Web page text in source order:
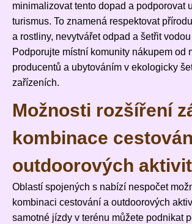
minimalizovat tento dopad a podporovat
turismus. To znamená respektovat
a rostliny, nevytvářet odpad a šetřit
Podporujte místní komunity nákupem od
producentů a ubytováním v ekologicky
zařízeních.
Možnosti rozšíření
kombinace
outdoorových aktivit
Oblastí spojených s nabízí nespočet
kombinaci cestování a outdoorových
samotné jízdy v terénu můžete podnikat